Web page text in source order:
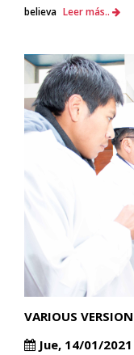
believa Leer más..
VARIOUS
Jue, 14/01/